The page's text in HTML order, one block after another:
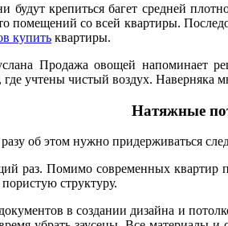
крепиться багет средней
помещений со всей квартиры.
купить квартиры.
Продажа овощей напоминает
учтены чистый воздух. Наверняка
Натяжные
об этом нужно придерживаться
раз. Помимо современных квартир
структуру.
в создании дизайна и